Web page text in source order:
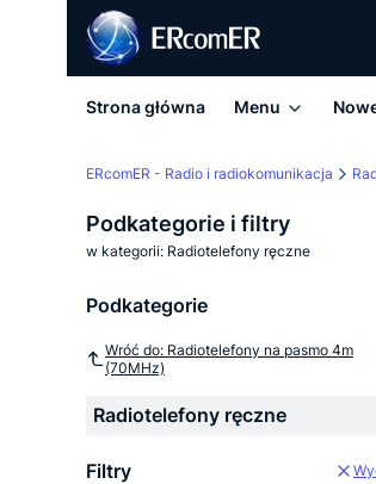
Strona główna Menu
ERcomER - Radio i radiokomunikacja
Podkategorie i filtry
w kategorii: Radiotelefony ręczne
Podkategorie
Wróć do: Radiotelefony na pasmo 4m
(70MHz)
Radiotelefony ręczne
Filtry